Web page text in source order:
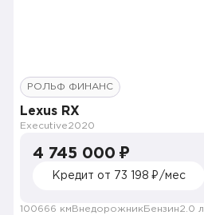
РОЛЬФ ФИНАНС
Lexus RX
Executive2020
4 745 000 ₽
Кредит от 73 198 ₽/мес
100666 км Внедорожник Бензин2.0 л.